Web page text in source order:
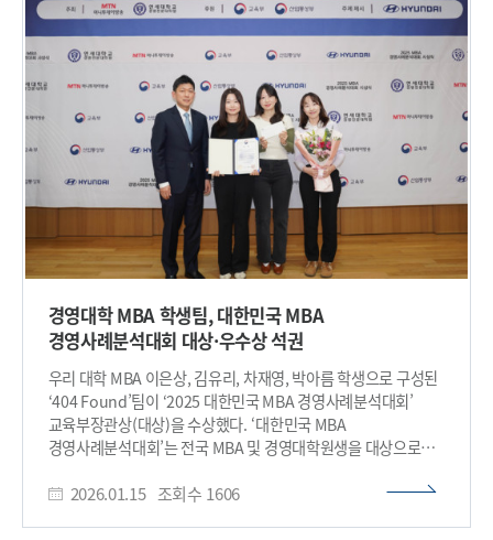
공동으로 추진한 산학 협력 프로그램으로, AI 기술을 기반으로 한
예비 창업팀들의 기술력과 사업성을 종합적으로 평가해 우수
팀을 선발했다. 대상 팀에는 총 2,000만 원의 상금과 함께 최대
3,500만 원 규모의 카카오클라우드 크레딧이 제공된다.
애니브릿지 AI는 KAIST 전산학부 박종세 교수(대표)를 중심으로
권영진 교수, 허재혁 교수가 함께 참여한 기술 창업팀으로, AI
시스템과 컴퓨터 아키텍처 분야에서 축적한 연구 성과를
바탕으로 실제 산업 현장에서 활용 가능한 기술 개발을 목표로
하고 있다. 또한 미국 실리콘밸리 AI 반도체 시스템 스타트업
삼바노바(SambaNova)의 공동창업자이자 스탠포드대 교수인
쿤레 올루코툰(Kunle Olukotun) 교수가 자문위원으로 참여해,
글로벌 시장을 염두에 둔 기술 및 사업 확장을 함께 추진하고
GPU 인프라에 의존하고 있어, 서비스 규모가 확대될수록 운영
비용과 전력 소모가 급격히 증가하는 구조적 한계를 안고 있다는
점에 주목했다. 연구진은 이러한 문제의 근본 원인이 특정
하드웨어 성능이 아니라, GPU 뿐만 아니라 NPU(AI 계산에
특화된 반도체), PIM(메모리 안에서 AI 연산을 처리하는 차세대
반도체) 등 다양한 AI 가속기를 효율적으로 연결·운용할 수 있는
시스템 소프트웨어 계층의 부재에 있다고 분석했다. 이에
애니브릿지 팀은 가속기 종류와 관계없이 동일한 인터페이스와
런타임 환경에서 LLM을 서비스할 수 있는 통합 소프트웨어
스택을 제안했다. 특히 GPU 중심으로 고착화된 기존 LLM 서빙
경영대학 MBA 학생팀, 대한민국 MBA
경영사례분석대회 대상·우수상 석권
우리 대학 MBA 이은상, 김유리, 차재영, 박아름 학생으로 구성된
‘404 Found’팀이 ‘2025 대한민국 MBA 경영사례분석대회’
교육부장관상(대상)을 수상했다. ‘대한민국 MBA
경영사례분석대회’는 전국 MBA 및 경영대학원생을 대상으로
MBA 경진대회로, 올해로 17회를 맞았다. 올해 대회는
2026.01.15 조회수 1606